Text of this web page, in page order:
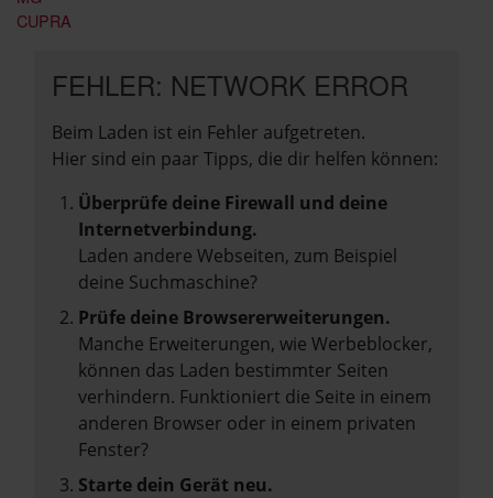
CUPRA
FEHLER: NETWORK ERROR
Beim Laden ist ein Fehler aufgetreten.
Hier sind ein paar Tipps, die dir helfen können:
Überprüfe deine Firewall und deine
Internetverbindung.
Laden andere Webseiten, zum Beispiel
deine Suchmaschine?
Prüfe deine Browsererweiterungen.
Manche Erweiterungen, wie Werbeblocker,
können das Laden bestimmter Seiten
verhindern. Funktioniert die Seite in einem
anderen Browser oder in einem privaten
Fenster?
Starte dein Gerät neu.